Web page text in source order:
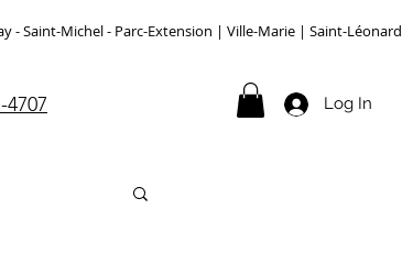
Saint-Michel - Parc-Extension | Ville-Marie | Saint-Léonard
4707 Log In